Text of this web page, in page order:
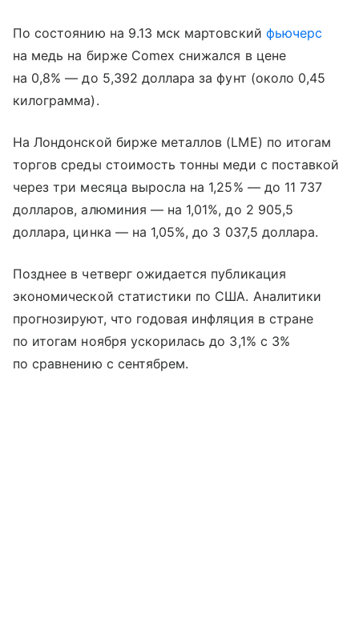
По состоянию на 9.13 мск мартовский фьючерс
на медь на бирже Comex снижался в цене
на 0,8% — до 5,392 доллара за фунт (около 0,45
килограмма).
На Лондонской бирже металлов (LME) по итогам
торгов среды стоимость тонны меди с поставкой
через три месяца выросла на 1,25% — до 11 737
долларов, алюминия — на 1,01%, до 2 905,5
доллара, цинка — на 1,05%, до 3 037,5 доллара.
Позднее в четверг ожидается публикация
экономической статистики по США. Аналитики
прогнозируют, что годовая инфляция в стране
по итогам ноября ускорилась до 3,1% с 3%
по сравнению с сентябрем.